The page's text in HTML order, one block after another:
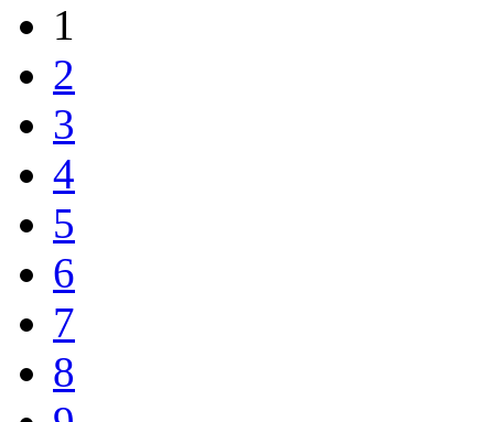
1
2
3
4
5
6
7
8